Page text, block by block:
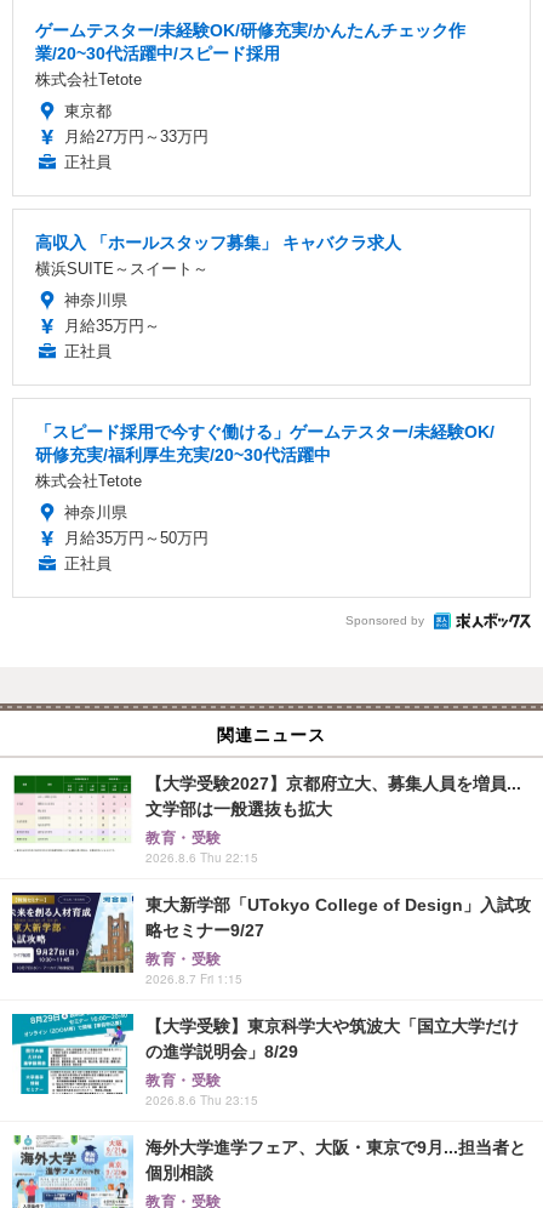
ゲームテスター/未経験OK/研修充実/かんたんチェック作
業/20~30代活躍中/スピード採用
株式会社Tetote
東京都
月給27万円～33万円
正社員
高収入 「ホールスタッフ募集」 キャバクラ求人
横浜SUITE～スイート～
神奈川県
月給35万円～
正社員
「スピード採用で今すぐ働ける」ゲームテスター/未経験OK/
研修充実/福利厚生充実/20~30代活躍中
株式会社Tetote
神奈川県
月給35万円～50万円
正社員
Sponsored by
関連ニュース
【大学受験2027】京都府立大、募集人員を増員...
文学部は一般選抜も拡大
教育・受験
2026.8.6 Thu 22:15
東大新学部「UTokyo College of Design」入試攻
略セミナー9/27
教育・受験
2026.8.7 Fri 1:15
【大学受験】東京科学大や筑波大「国立大学だけ
の進学説明会」8/29
教育・受験
2026.8.6 Thu 23:15
海外大学進学フェア、大阪・東京で9月...担当者と
個別相談
教育・受験